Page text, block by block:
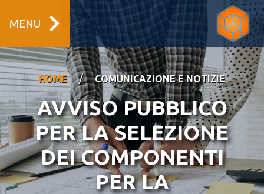
MENU
HOME / COMUNICAZIONE E NOTIZIE
AVVISO PUBBLICO
PER LA SELEZIONE
DEI COMPONENTI
PER LA